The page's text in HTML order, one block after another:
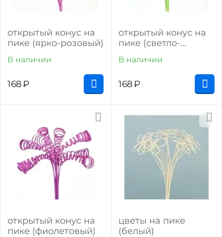
открытый конус на
пике (ярко-розовый)
В наличии
168₽
открытый конус на
пике (светло-
В наличии
168₽
открытый конус на
пике (фиолетовый)
цветы на пике
(белый)